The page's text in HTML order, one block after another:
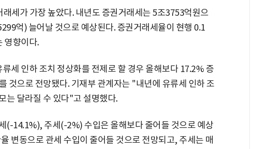
세가 가장 높았다. 내년도 증권거래세는 5조3753억원으
억) 늘어날 것으로 예상된다. 증권거래세율이 현행 0.1
영향이다.
세 인하 조치 정상화를 전제로 할 경우 올해보다 17.2% 증
것으로 전망됐다. 기재부 관계자는 "내년에 유류세 인하 조
는 달라질 수 있다"고 설명했다.
(-14.1%), 주세(-2%) 수입은 올해보다 줄어들 것으로 예상
변동으로 관세 수입이 줄어들 것으로 전망되고, 주세는 매